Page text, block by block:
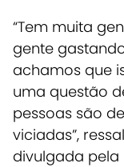
“Tem muita
gente
achamos que
uma questão
pessoas são
viciadas”,
divulgada pela